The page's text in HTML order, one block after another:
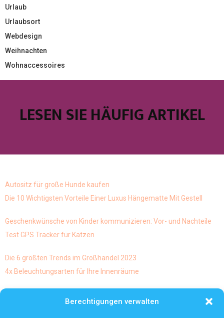
Berechtigungen verwalten
Urlaub
Urlaubsort
Webdesign
Weihnachten
Wohnaccessoires
LESEN SIE HÄUFIG ARTIKEL
Autositz für große Hunde kaufen
Die 10 Wichtigsten Vorteile Einer Luxus Hängematte Mit Gestell
Geschenkwünsche von Kinder kommunizieren: Vor- und Nachteile
Test GPS Tracker für Katzen
Die 6 größten Trends im Großhandel 2023
4x Beleuchtungsarten für Ihre Innenräume
kunstarten eigentlich und ist es möglich dies